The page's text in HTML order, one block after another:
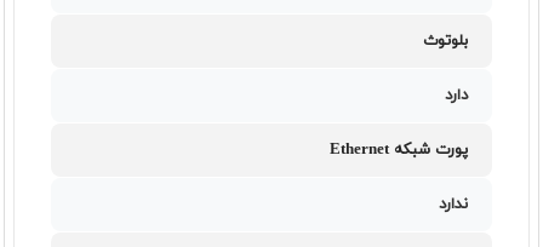
بلوتوث
دارد
پورت شبکه Ethernet
ندارد